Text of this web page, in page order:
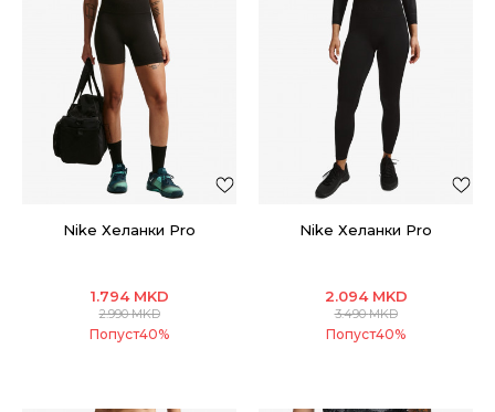
Nike Хеланки Pro
1.794 MKD
2.990MKD
Попуст40%
Nike Хеланки Pro
2.094 MKD
3.490MKD
Попуст40%